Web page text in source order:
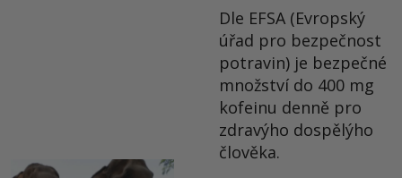
Dle EFSA (Evropský
úřad pro bezpečnost
potravin) je bezpečné
množství do 400 mg
kofeinu denně pro
zdravýho dospělýho
člověka.